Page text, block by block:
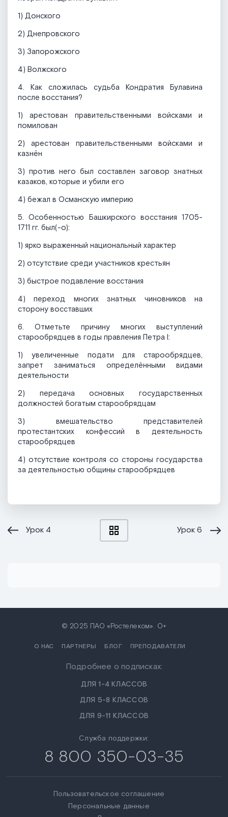
1) Донского
2) Днепровского
3) Запорожского
4) Волжского
4. Как сложилась судьба Кондратия Булавина
после восстания?
1) арестован правительственными войсками и
помилован
2) арестован правительственными войсками и
казнён
3) против него был составлен заговор знатных
казаков, которые и убили его
4) бежал в Османскую империю
5. Особенностью Башкирского восстания 1705-
1711 гг. был(-о):
1) ярко выраженный национальный характер
2) отсутствие среди участников крестьян
3) быстрое подавление восстания
4) переход многих знатных чиновников на
сторону восставших
6. Отметьте причину многих выступлений
старообрядцев в годы правления Петра I:
1) увеличенные подати для старообрядцев,
запрет заниматься определёнными видами
деятельности
2) передача основных государственных
должностей богатым старообрядцам
3) вмешательство представителей
протестантских конфессий в деятельность
старообрядцев
4) отсутствие контроля со стороны государства
за деятельностью общины старообрядцев
Урок 4 Урок6
© 2025 ПАО «Ростелеком». 0+
О НАС ПАРТНЕРЫ БЛОГ ПРЕПОДАВАТЕЛИ
Подробнее о подписках:
ДЛЯ 1-4 КЛАССОВ
ДЛЯ 5-8 КЛАССОВ
ДЛЯ 9-11 КЛАССОВ
Служба поддержки:
8 800 350-03-35
Пользовательское соглашение
Персональные данные